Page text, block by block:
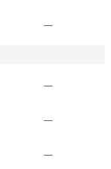
—
—
—
—